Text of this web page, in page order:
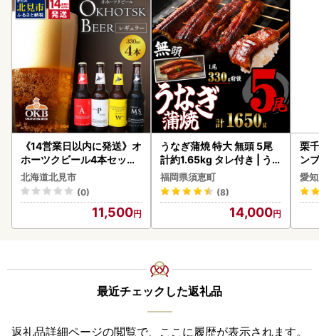
《14営業日以内に発送》オ
ホーツクビール4本セット
( 飲料 飲み物 お酒 ビール
クラフトビール 瓶ビール
贈答 ギフト 贈り物 お中元
御中元 お歳暮 御歳暮 お祝
い プレゼント モルトビー
北海道北見市
(0)
11,500
うなぎ蒲焼 特大 無頭 5尾
計約1.65kg タレ付き | う
なぎ蒲焼
福岡県須恵町
(8)
14,000
栗
ン
デ
愛
最近チェックした返礼品
返礼品詳細ページの閲覧で、ここに履歴が表示されます。